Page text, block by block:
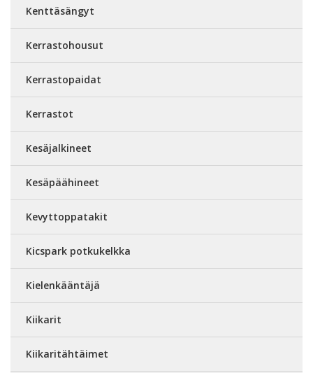
Kenttäsängyt
Kerrastohousut
Kerrastopaidat
Kerrastot
Kesäjalkineet
Kesäpäähineet
Kevyttoppatakit
Kicspark potkukelkka
Kielenkääntäjä
Kiikarit
Kiikaritähtäimet